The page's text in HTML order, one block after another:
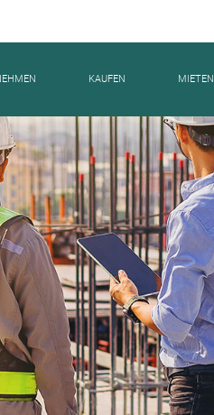
KAUFEN MIETEN
EISEN WE14